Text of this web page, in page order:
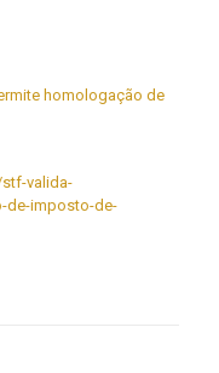
homologação de
valida-
de-imposto-de-